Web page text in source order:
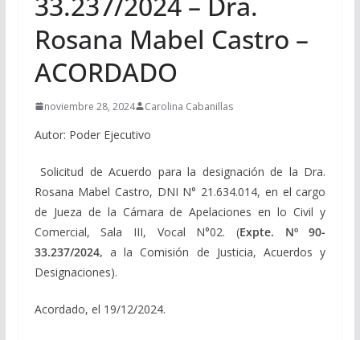
Rosana Mabel Castro –
ACORDADO
noviembre 28, 2024 Carolina Cabanillas
Autor: Poder Ejecutivo
Solicitud de Acuerdo para la designación de la Dra.
Rosana Mabel Castro, DNI N° 21.634.014, en el cargo
de Jueza de la Cámara de Apelaciones en lo Civil y
Comercial, Sala III, Vocal N°02. (Expte. Nº 90-
33.237/2024, a la Comisión de Justicia, Acuerdos y
Designaciones).
Acordado, el 19/12/2024.